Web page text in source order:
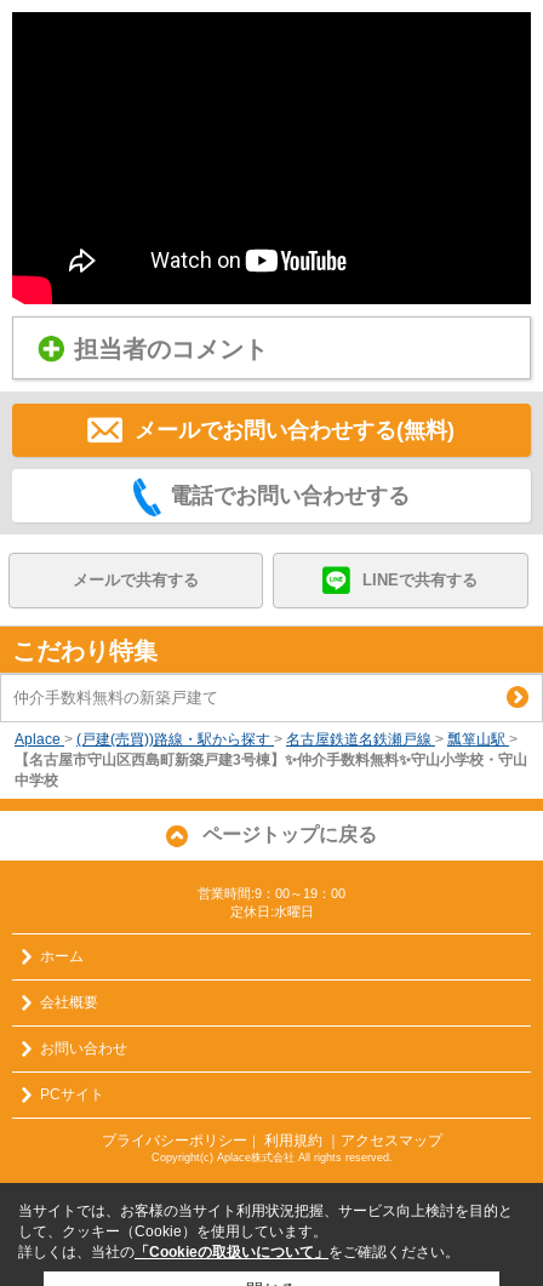
担当者のコメント
メールでお問い合わせする(無料)
電話でお問い合わせする
メールで共有する LINEで共有する
こだわり特集
仲介手数料無料の新築戸建て
Aplace > (戸建(売買))路線・駅から探す > 名古屋鉄道名鉄瀬戸線 > 瓢箪山駅 >
【名古屋市守山区西島町新築戸建3号棟】✨️仲介手数料無料✨️守山小学校・守山
中学校
ページトップに戻る
営業時間:9：00～19：00
定休日:水曜日
ホーム
会社概要
お問い合わせ
PCサイト
プライバシーポリシー ｜ 利用規約 ｜アクセスマップ
Copyright(c) Aplace株式会社 All rights reserved.
当サイトでは、お客様の当サイト利用状況把握、サービス向上検討を目的と
して、クッキー（Cookie）を使用しています。
詳しくは、当社の 「Cookieの取扱いについて」 をご確認ください。